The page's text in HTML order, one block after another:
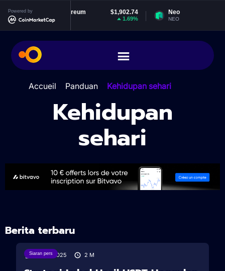
Powered by $1,902.74
ETH
Neo
NEO
Accueil Panduan> Kehidupan sehari
Kehidupan
sehari
Berita terbaru
Siaran pers
18/08/2025 2 M